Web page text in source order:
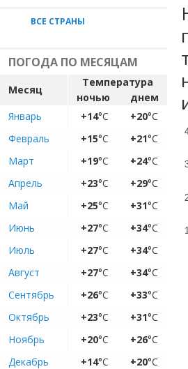
ВСЕ СТРАНЫ
ПОГОДА ПО МЕСЯЦАМ
Месяц
Температура
ночью
днем
Январь
+14°C +20°C
Февраль
+15°C +21°C
Март
+19°C +24°C
Апрель
+23°C +29°C
Май
+25°C +31°C
Июнь
+27°C +34°C
Июль
+27°C +34°C
Август
+27°C +34°C
Сентябрь
+26°C +33°C
Октябрь
+23°C +31°C
Ноябрь
+20°C +26°C
Декабрь
+14°C +20°C